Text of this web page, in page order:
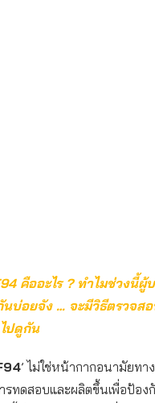
คืออะไร ? ทำไมช่วงนี้
บ่อยจัง … จะมีวิธีตรวจส
ปดูกัน
’ ไม่ใช่หน้ากากอนามัยท
รทดสอบและผลิตขึ้นเพื่อป้อง